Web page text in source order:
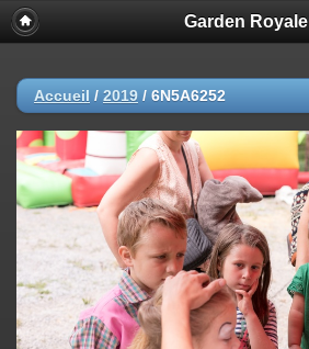
Garden Royale
Accueil / 2019 / 6N5A6252